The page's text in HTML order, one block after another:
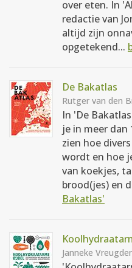
over eten. In
redactie van
altijd zijn
opgetekend...
De Bakatlas
Rutger van den
In 'De
je in meer
zien hoe
wordt en hoe
van koekjes,
brood(jes) en
Bakatlas'
Janneke